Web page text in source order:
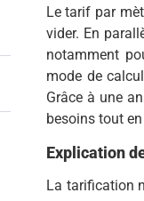
Le tarif par
vider. En
notamment
mode de
Grâce à une
besoins tout
Explication
La tarification